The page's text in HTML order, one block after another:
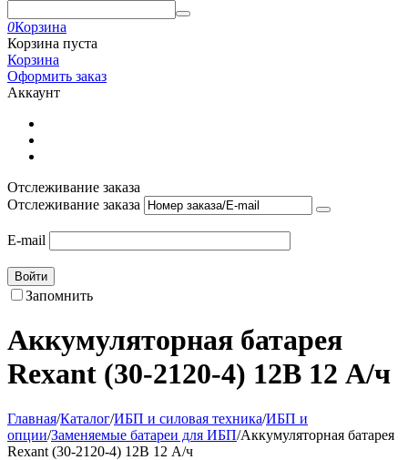
0Корзина
Корзина пуста
Корзина
Оформить заказ
Аккаунт
Отслеживание заказа
Отслеживание заказа
E-mail
Войти
Запомнить
Аккумуляторная батарея
Rexant (30-2120-4) 12В 12 А/ч
Главная/Каталог/ИБП и силовая техника/ИБП и
опции/Заменяемые батареи для ИБП/Аккумуляторная батарея
Rexant (30-2120-4) 12В 12 А/ч